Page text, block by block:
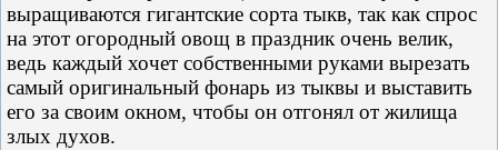
выращиваются гигантские сорта тыкв, так как спрос
на этот огородный овощ в праздник очень велик,
ведь каждый хочет собственными руками вырезать
самый оригинальный фонарь из тыквы и выставить
его за своим окном, чтобы он отгонял от жилища
злых духов.